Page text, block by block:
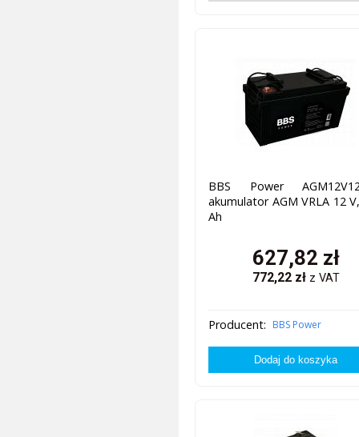
BBS Power
akumulator AGM VRLA 12
Ah
627,82 zł
772,22zł z VAT
Producent: BBS Power